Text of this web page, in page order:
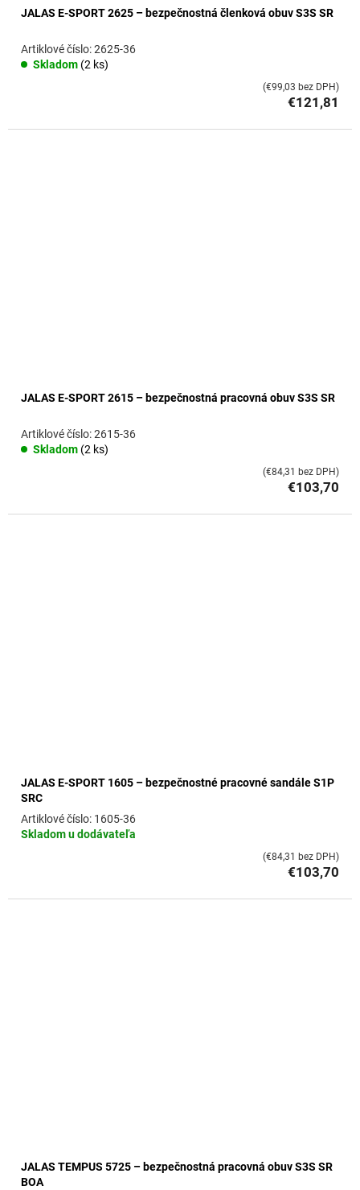
JALAS E-SPORT 2625 – bezpečnostná členková obuv S3S SR
Skladom (2 ks)
2625-36
€121,81
(€99,03 bez DPH)
JALAS E-SPORT 2615 – bezpečnostná pracovná obuv S3S SR
Skladom (2 ks)
2615-36
€103,70
(€84,31 bez DPH)
JALAS E-SPORT 1605 – bezpečnostné pracovné sandále S1P
SRC
Skladom u dodávateľa
1605-36
€103,70
(€84,31 bez DPH)
JALAS TEMPUS 5725 – bezpečnostná pracovná obuv S3S SR
BOA